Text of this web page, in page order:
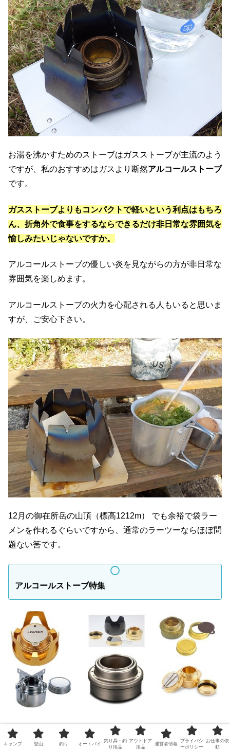
お湯を沸かすためのストーブはガスストーブが主流のよう
ですが、私のおすすめはガスより断然アルコールストーブ
です。
ガスストーブよりも コンパクトで軽いという利点はもちろ
ん、折角外で食事をするならできるだけ非日常な雰囲気を
愉しみたいじゃないですか。
アルコールストーブの優しい炎を見ながらの方が非日常な
雰囲気を楽しめます。
アルコールストーブの火力を心配される人もいると思いま
すが、ご安心下さい。
12月の御在所岳の山頂（標高1212m） でも余裕で袋ラー
メンを作れるぐらいですから、通常のラーツーならほぼ問
題ない筈です。
アルコールストーブ特集
＼アルコールストーブの売れ筋／
キャンプ 登山 釣り オートバイ
釣り具・釣
り用品
アウトドア
用品
運営者情報
プライバシ
ーポリシー
お仕事の依
頼